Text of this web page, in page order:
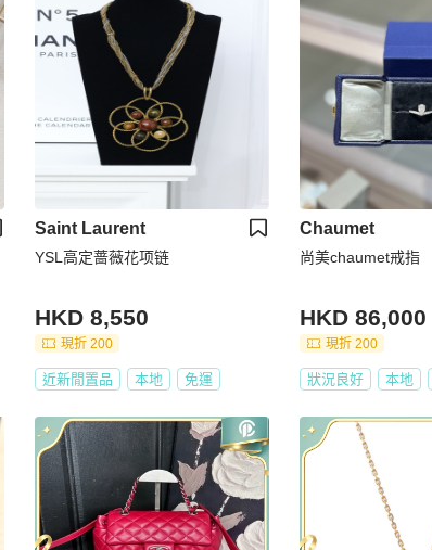
Saint Laurent
YSL高定蔷薇花项链
HKD 8,550
現折 200
近新閒置品 本地 免運
Chaumet
尚美chaumet戒指
HKD 86,000
現折 200
狀況良好 本地